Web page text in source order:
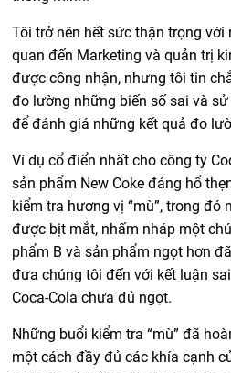
Tôi trở nên hết sức thận trọng
quan đến Marketing và quản trị
được công nhận, nhưng tôi tin
đo lường những biến số sai và
để đánh giá những kết quả đo
Ví dụ cổ điển nhất cho công ty
sản phẩm New Coke đáng hổ
kiểm tra hương vị “mù”, trong đó
được bịt mắt, nhấm nháp một
phẩm B và sản phẩm ngọt hơn
đưa chúng tôi đến với kết luận
Coca-Cola chưa đủ ngọt.
Những buổi kiểm tra “mù” đã
một cách đầy đủ các khía cạnh